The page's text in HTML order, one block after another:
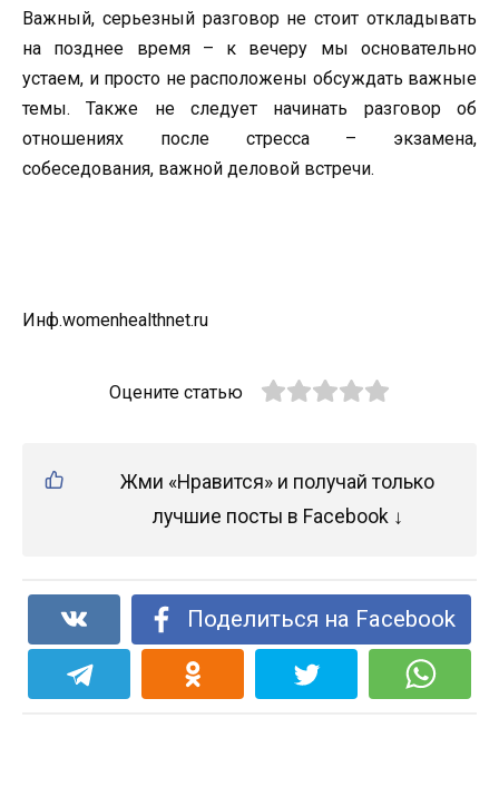
Важный, серьезный разговор не стоит откладывать
на позднее время – к вечеру мы основательно
устаем, и просто не расположены обсуждать важные
темы. Также не следует начинать разговор об
отношениях после стресса – экзамена,
собеседования, важной деловой встречи.
Инф.womenhealthnet.ru
Оцените статью
Жми «Нравится» и получай только
лучшие посты в Facebook ↓
Поделиться на Facebook